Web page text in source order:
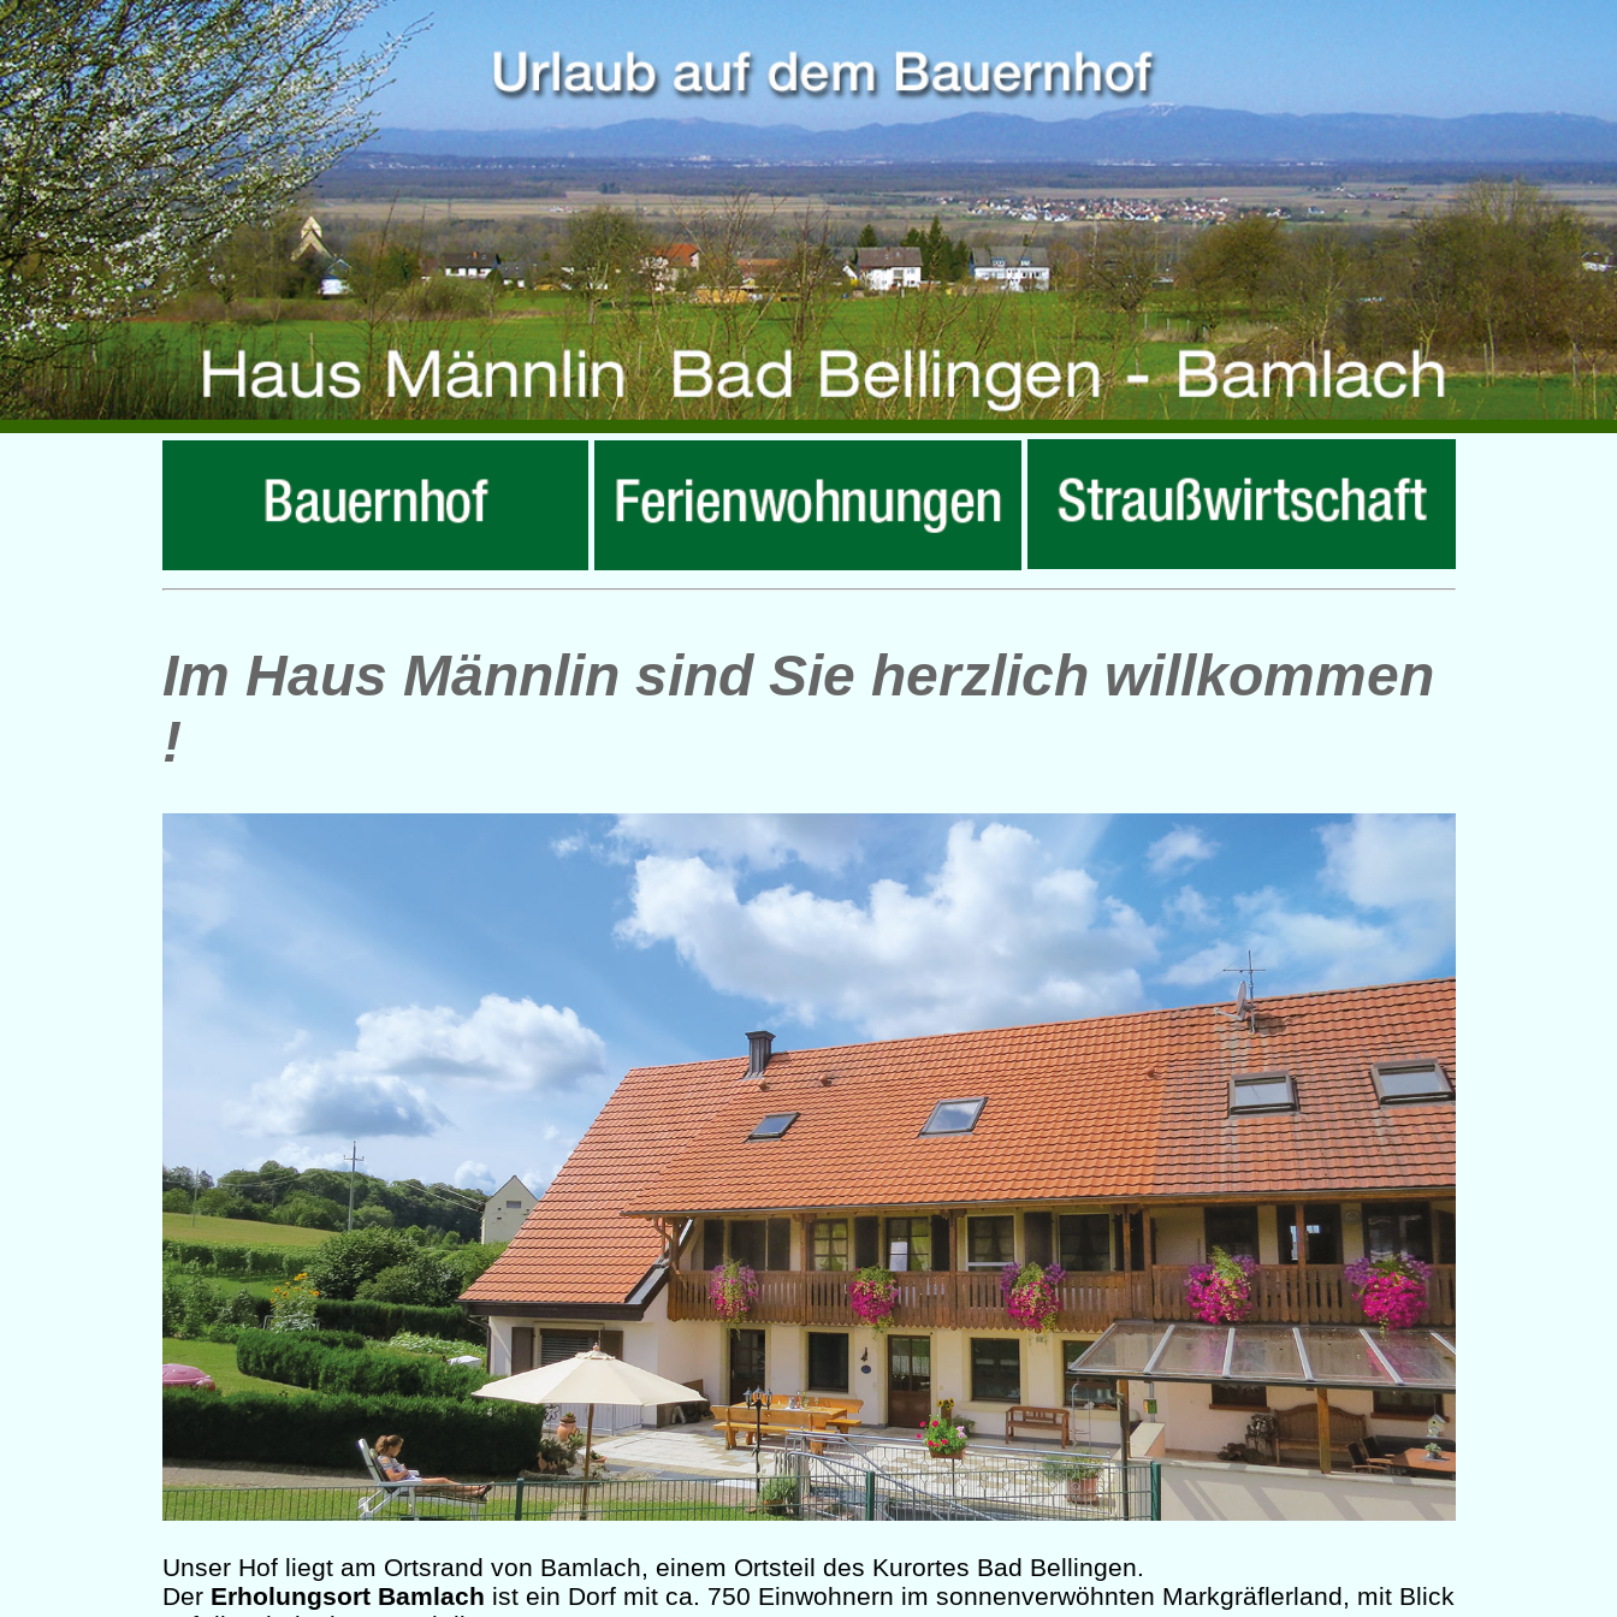
Im Haus Männlin sind Sie herzlich willkommen
!
Unser Hof liegt am Ortsrand von Bamlach, einem Ortsteil des Kurortes Bad Bellingen.
Der Erholungsort Bamlach ist ein Dorf mit ca. 750 Einwohnern im sonnenverwöhnten Markgräflerland, mit Blick